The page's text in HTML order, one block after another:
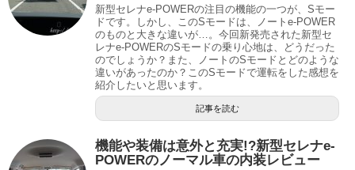
新型セレナe-POWERの注目の機能の一つが、Sモー
ドです。しかし、このSモードは、ノートe-POWER
のものと大きな違いが…。今回新発売された新型セ
レナe-POWERのSモードの乗り心地は、どうだった
のでしょうか？また、ノートのSモードとどのような
違いがあったのか？このSモードで運転をした感想を
紹介したいと思います。
記事を読む
機能や装備は意外と充実!?新型セレナe-
POWERのノーマル車の内装レビュー